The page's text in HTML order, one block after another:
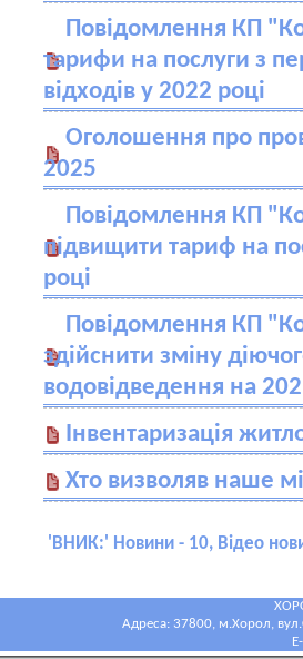
Повідомлення КП
тарифи на послуги з
відходів у 2022 році
Оголошення про
2025
Повідомлення КП
підвищити тариф на
році
Повідомлення КП
здійснити зміну
водовідведення на
Інвентаризація
Хто визволяв наше
' ВНИК:' Новини - 10, Відео
Адреса: 37800, м.Хорол,